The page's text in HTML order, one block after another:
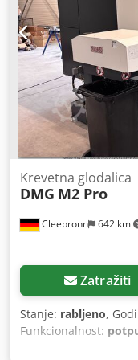
Cleebronn 642 km
Krevetna glodalica
DMG M2 Pro
Zatražiti
Stanje: rabljeno,
Funkcionalnost:
,